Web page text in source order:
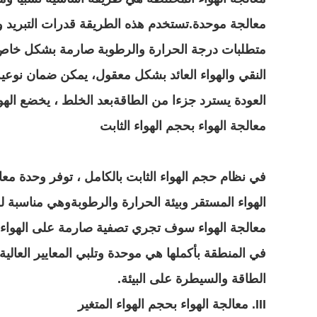
معالجة موحدة.تستخدم هذه الطريقة قدرات التبريد
متطلبات درجة الحرارة والرطوبة صارمة بشكل خاص
النقي والهواء العائد بشكل معقول، يمكن ضمان
العودة يسترد جزءا من الطاقةبعد الخلط ، يخضع
معالجة الهواء بحجم الهواء الثابت
في نظام حجم الهواء الثابت بالكامل ، توفر وحدة
الهواء المستقر وبيئة الحرارة والرطوبةوهي مناسبة
معالجة الهواء سوف تجري تصفية صارمة على الهواء
في المنطقة بأكملها هي موحدة وتلبي المعايير
الطاقة والسيطرة على البيئة.
III. معالجة الهواء بحجم الهواء المتغير